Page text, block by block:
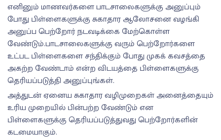
எனினும் மாணவர்களை பாடசாலைகளுக்கு அனுப்பும்
போது பிள்ளைகளுக்கு சுகாதார ஆலோசனை வழங்கி
அனுப்ப பெற்றோர் நடவடிக்கை மேற்கொள்ள
வேண்டும்.பாடசாலைகளுக்கு வரும் பெற்றோர்களை
உட்பட பிள்ளைகளை சந்திக்கும் போது முகக் கவசத்தை
அகற்ற வேண்டாம் என்ற விடயத்தை பிள்ளைகளுக்கு
தெரியப்படுத்தி அனுப்புங்கள்.
அத்துடன் ஏனைய சுகாதார வழிமுறைகள் அனைத்தையும்
உரிய முறையில் பின்பற்ற வேண்டும் என
பிள்ளைகளுக்கு தெரியப்படுத்துவது பெற்றோர்களின்
கடமையாகும்.